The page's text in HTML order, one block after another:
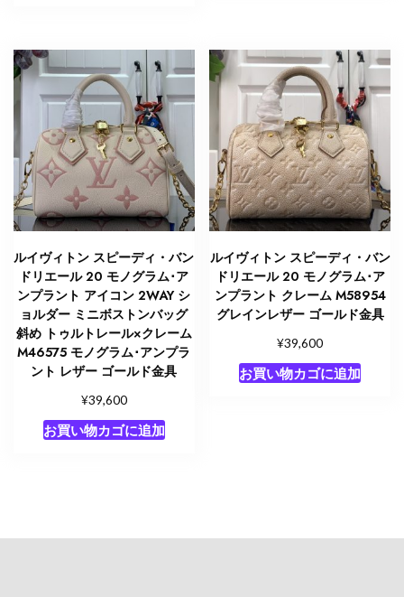
ルイヴィトン スピーディ・バン
ドリエール 20 モノグラム･ア
ンプラント アイコン 2WAY シ
ョルダー ミニボストンバッグ
斜め トゥルトレール×クレーム
M46575 モノグラム･アンプラ
ント レザー ゴールド金具
¥39,600
お買い物カゴに追加
ルイヴィトン スピーディ・バン
ドリエール 20 モノグラム･ア
ンプラント クレーム M58954
グレインレザー ゴールド金具
¥39,600
お買い物カゴに追加